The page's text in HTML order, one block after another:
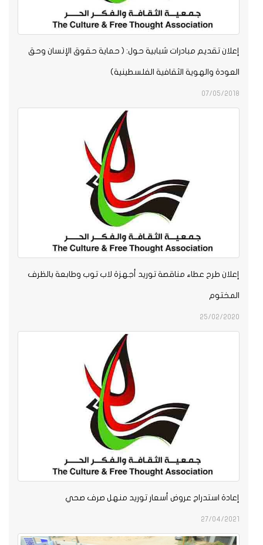
إعلان تقديم مبادرات شبابية حول: ( حماية حقوق الإنسان وحق
العودة والهوية الثقافية الفلسطينية)
07/05/2018
إعلان طرح عطاء مناقصة توريد أجهزة لاب توب وطابعة بالظرف
المختوم
25/02/2020
إعادة استدراج عروض أسعار توريد منهل صرف صحي
27/04/2021